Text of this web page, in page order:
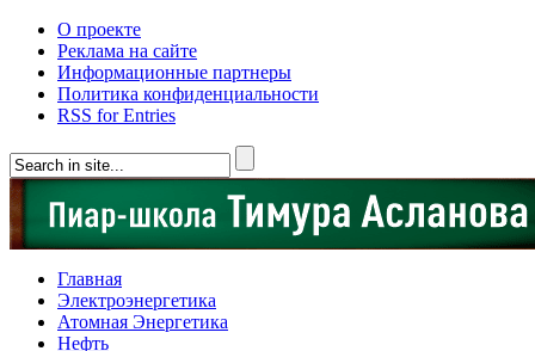
О проекте
Реклама на сайте
Информационные партнеры
Политика конфиденциальности
RSS for Entries
Главная
Электроэнергетика
Атомная Энергетика
Нефть